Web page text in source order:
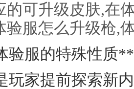
的可升级皮肤,在
验服怎么升级枪,
验服的特殊性质**
玩家提前探索新